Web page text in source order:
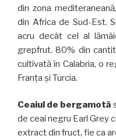
din zona
din Africa de Sud-Est.
acru decât cel al
grepfrut. 80% din
cultivată în Calabria, o
Franța și Turcia.
Ceaiul de bergamotă
de ceai negru Earl Grey
extract din fruct, fie ca